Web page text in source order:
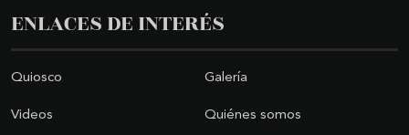
ENLACES DE INTERÉS
Quiosco Galería
Videos Quiénes somos